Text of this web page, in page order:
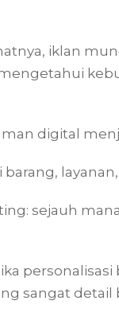
iklan
digital
sejauh
sangat detail